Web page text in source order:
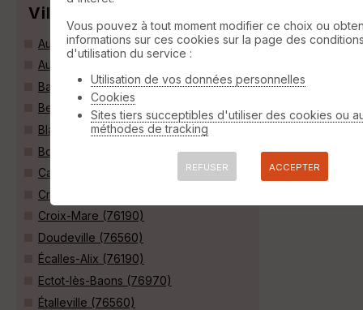
Villes
Autretot (76190)
Auzebosc (76190)
Baons-le-Comte (76190)
Berville (76560)
Blacqueville (76190)
Bois-Himont (76190)
Carville-la-Folletière (76190)
Criquetot-sur-Ouville (76760)
Croix-Mare (76190)
Doudeville (76560)
Écalles-Alix (76190)
Ectot-lès-Baons (76970)
Étalleville (76560)
Vous pouvez à tout moment modifier ce choix ou
informations sur ces cookies sur la page des
d'utilisation du service :
Utilisation de vos données personnelles
Cookies
Sites tiers succeptibles d'utiliser des cookies ou
méthodes de tracking
REFUSER ACCEPTER